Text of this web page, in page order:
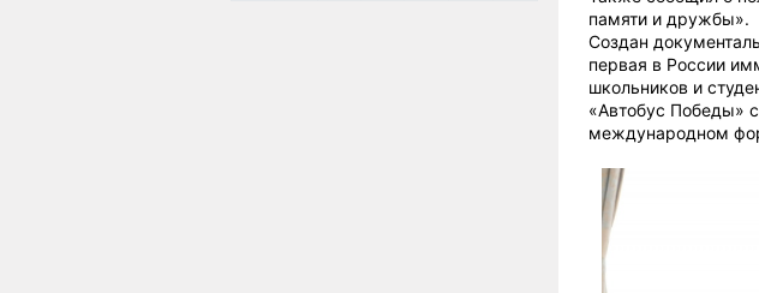
памяти и дружбы».
Создан
первая в России
школьников и
«Автобус Победы»
международном